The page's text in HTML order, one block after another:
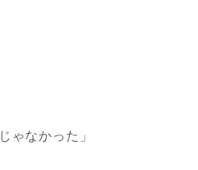
ゃなかった」